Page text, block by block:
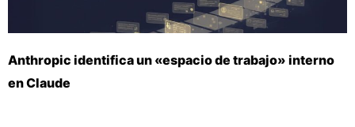
Anthropic identifica un «espacio de trabajo» interno
en Claude